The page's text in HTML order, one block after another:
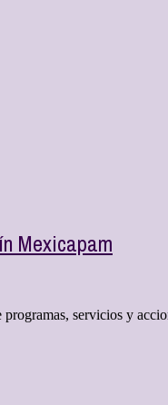
Mexicapam
servicios y